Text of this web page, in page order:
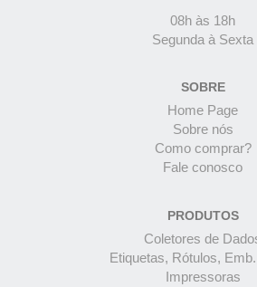
08h às 18h
Segunda à Sexta
SOBRE
Home Page
Sobre nós
Como comprar?
Fale conosco
PRODUTOS
Coletores de
Etiquetas, Rótulos,
Impressoras